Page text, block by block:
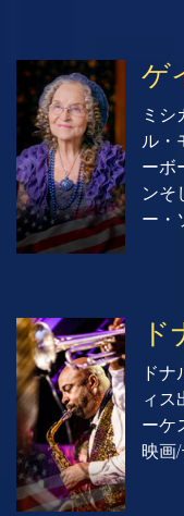
ゲ
ミシ
ル・
ーボ
ンそ
ー・
ド
ィス
ーケ
映画/